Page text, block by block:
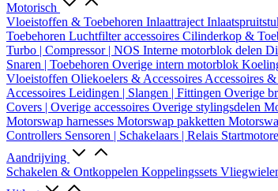
Motorisch
Vloeistoffen & Toebehoren Inlaattraject
Toebehoren Luchtfilter accessoires Cilinderkop &
Turbo | Compressor | NOS Interne motorblok delen
Snaren | Toebehoren Overige intern motorblok
Vloeistoffen Oliekoelers & Accessoires Accessoires
Accessoires Leidingen | Slangen | Fittingen Overige
Covers | Overige accessoires Overige stylingsdelen
Motorswap harnesses Motorswap pakketten
Controllers Sensoren | Schakelaars | Relais
Aandrijving
Schakelen & Ontkoppelen Koppelingssets